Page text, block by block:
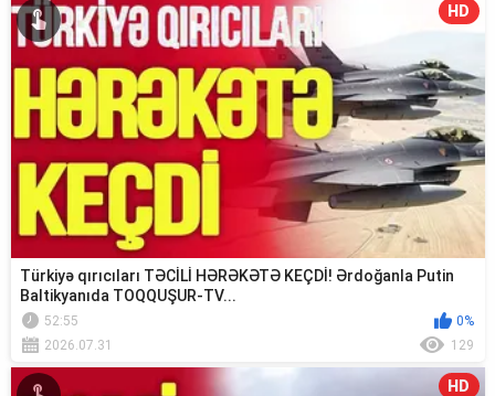
HD
Türkiyə qırıcıları TƏCİLİ HƏRƏKƏTƏ KEÇDİ! Ərdoğanla Putin
Baltikyanıda TOQQUŞUR-TV...
52:55
0%
2026.07.31
129
HD